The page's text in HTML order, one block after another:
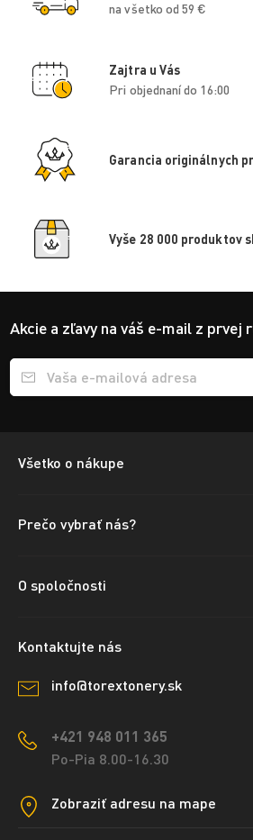
na všetko od 59 €
Zajtra u Vás
Pri objednaní do 16:00
Garancia originálnych
Vyše 28 000 produktov
Akcie a zľavy na váš e-mail z prvej
Přihlášení e-mailu k odběru
Všetko o nákupe
Prečo vybrať nás?
O spoločnosti
Kontaktujte nás
info@torextonery.sk
+421 948 011 365
Po-Pia 8.00-16.30
Zobraziť adresu na mape